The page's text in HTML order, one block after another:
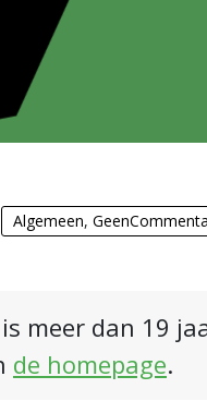
Algemeen,
meer dan 19
de homepage.